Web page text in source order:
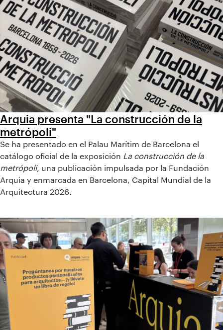
Arquia presenta "La construcción de la
metrópoli"
Se ha presentado en el Palau Marítim de Barcelona el
catálogo oficial de la exposición La construcción de la
metrópoli, una publicación impulsada por la Fundación
Arquia y enmarcada en Barcelona, Capital Mundial de la
Arquitectura 2026.